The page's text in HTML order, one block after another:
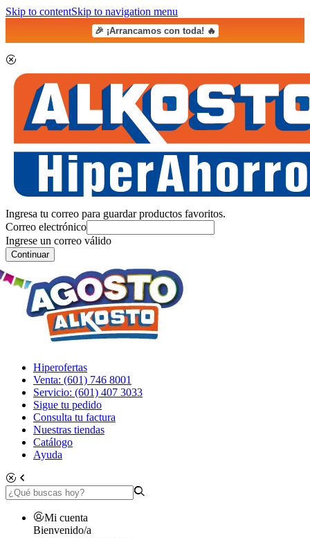
Skip to contentSkip to navigation menu
🎉 ¡Arrancamos con toda! 🔥
Ingresa tu correo para guardar productos favoritos.
Correo electrónico
Ingrese un correo válido
Continuar
Hiperofertas
Venta: (601) 746 8001
Servicio: (601) 407 3033
Sigue tu pedido
Consulta tu factura
Nuestras tiendas
Catálogo
Ayuda
Mi cuenta
Bienvenido/a